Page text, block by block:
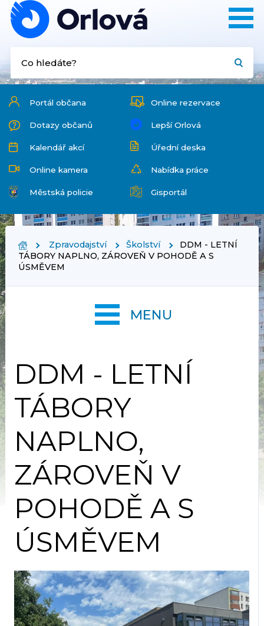
Portál občana Online rezervace
Dotazy občanů Lepší Orlová
Kalendář akcí Úřední deska
Online kamera Nabídka práce
Městská policie Gisportál
Zpravodajství Školství
DDM - LETNÍ
TÁBORY NAPLNO, ZÁROVEŇ V POHODĚ A S
ÚSMĚVEM
DDM - LETNÍ
TÁBORY
NAPLNO,
ZÁROVEŇ V
POHODĚ A S
ÚSMĚVEM
MENU